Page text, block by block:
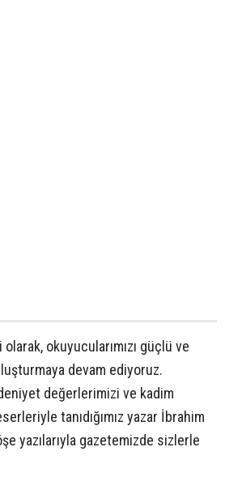
okuyucularımızı güçlü ve
devam ediyoruz.
değerlerimizi ve kadim
tanıdığımız yazar İbrahim
yazılarıyla gazetemizde sizlerle